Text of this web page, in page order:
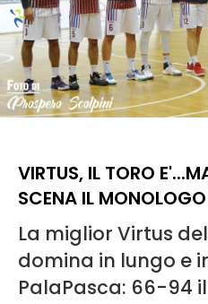
VIRTUS, IL TORO
SCENA IL
La miglior Virtus
domina in lungo e
PalaPasca: 66-94